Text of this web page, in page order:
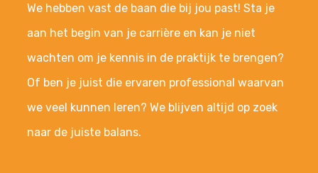
We hebben vast de baan die bij jou past! Sta je
aan het begin van je carrière en kan je niet
wachten om je kennis in de praktijk te brengen?
Of ben je juist die ervaren professional waarvan
we veel kunnen leren? We blijven altijd op zoek
naar de juiste balans.